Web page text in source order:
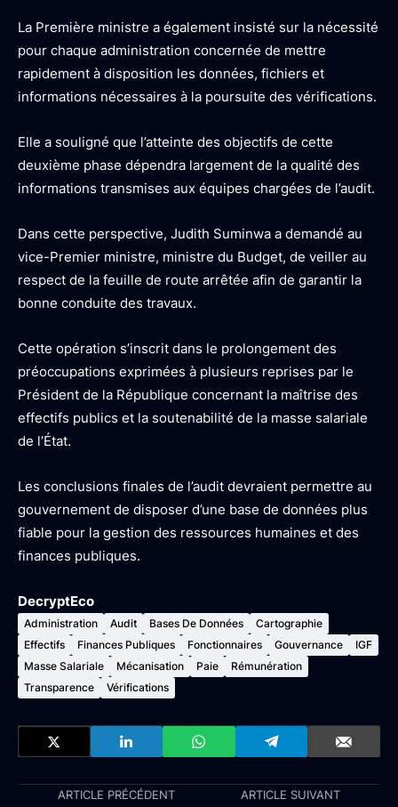
La Première ministre a également insisté sur la nécessité
pour chaque administration concernée de mettre
rapidement à disposition les données, fichiers et
informations nécessaires à la poursuite des vérifications.
Elle a souligné que l’atteinte des objectifs de cette
deuxième phase dépendra largement de la qualité des
informations transmises aux équipes chargées de l’audit.
Dans cette perspective, Judith Suminwa a demandé au
vice-Premier ministre, ministre du Budget, de veiller au
respect de la feuille de route arrêtée afin de garantir la
bonne conduite des travaux.
Cette opération s’inscrit dans le prolongement des
préoccupations exprimées à plusieurs reprises par le
Président de la République concernant la maîtrise des
effectifs publics et la soutenabilité de la masse salariale
de l’État.
Les conclusions finales de l’audit devraient permettre au
gouvernement de disposer d’une base de données plus
fiable pour la gestion des ressources humaines et des
finances publiques.
DecryptEco
Administration Audit Bases De Données
Cartographie
Effectifs
Finances Publiques Fonctionnaires Gouvernance
IGF
Masse Salariale
Mécanisation Paie
Rémunération
Transparence
Vérifications
ARTICLE PRÉCÉDENT ARTICLE SUIVANT